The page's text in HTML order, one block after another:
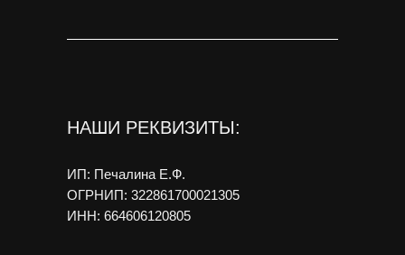
НАШИ РЕКВИЗИТЫ:
ИП: Печалина Е.Ф.
ОГРНИП: 322861700021305
ИНН: 664606120805